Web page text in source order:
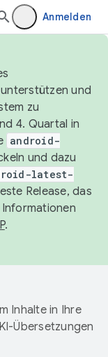
Anmelden
und
zu
4. Quartal in
android-
und dazu
latest-
Release, das
.
Inhalte in Ihre
Übersetzungen